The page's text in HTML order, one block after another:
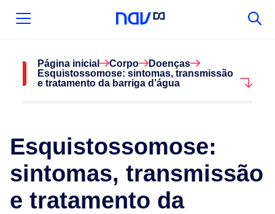
Página inicial Corpo
Doenças
Esquistossomose: sintomas, transmissão
e tratamento da barriga d’água
Esquistossomose:
sintomas, transmissão
e tratamento da